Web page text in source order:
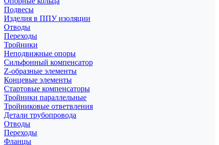
Подвесы
Изделия в ППУ изоляции
Отводы
Переходы
Тройники
Неподвижные опоры
Cильфонный компенсатор
Z-образные элементы
Концевые элементы
Стартовые компенсаторы
Тройники параллельные
Тройниковые ответвления
Детали трубопровода
Отводы
Переходы
Фланцы